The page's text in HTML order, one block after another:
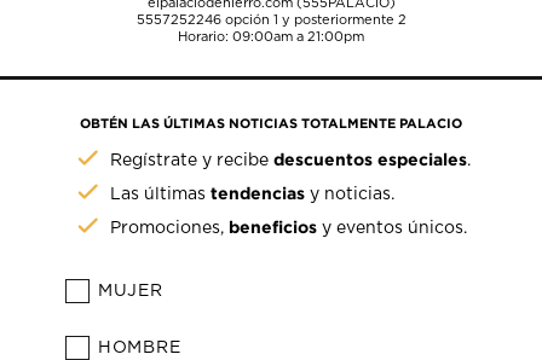
elpalaciodehierro.com (555PALACIO)
5557252246opción 1 y posteriormente 2
Horario: 09:00am a 21:00pm
OBTÉN LAS ÚLTIMAS NOTICIAS TOTALMENTE PALACIO
Regístrate y recibedescuentos especiales.
Las últimastendencias y noticias.
Promociones, beneficios y eventos únicos.
MUJER
HOMBRE